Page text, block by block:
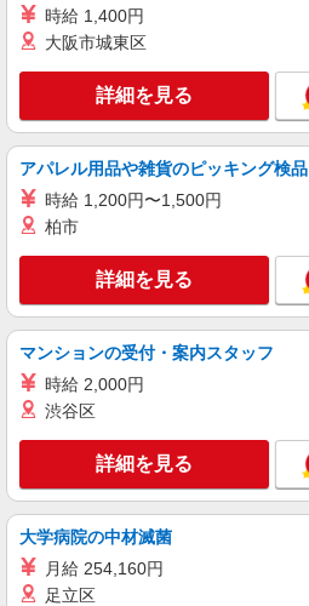
時給 1,400円
大阪市城東区
詳細を見る
アパレル用品や雑貨のピッキング検品
時給 1,200円〜1,500円
柏市
詳細を見る
マンションの受付・案内スタッフ
時給 2,000円
渋谷区
詳細を見る
大学病院の中材滅菌
月給 254,160円
足立区